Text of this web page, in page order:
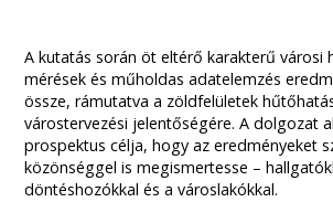
A kutatás során öt eltérő karakterű városi
mérések és műholdas adatelemzés
össze, rámutatva a zöldfelületek
várostervezési jelentőségére. A dolgozat
prospektus célja, hogy az eredményeket
közönséggel is megismertesse –
döntéshozókkal és a városlakókkal.